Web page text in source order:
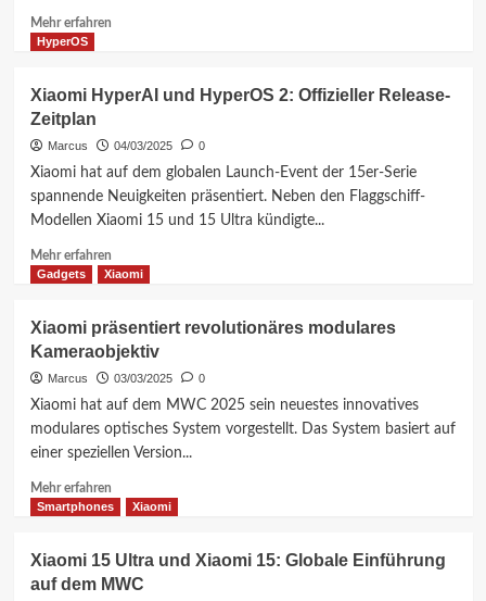
Mehr erfahrenMehr
15T-
Spannende
Entwicklungen
bevor
HyperOS
Xiaomi HyperAI und HyperOS 2: Offizieller Release-
Zeitplan
Marcus 04/03/2025 0
Xiaomi hat auf dem globalen Launch-Event der 15er-Serie
spannende Neuigkeiten präsentiert. Neben den Flaggschiff-
Modellen Xiaomi 15 und 15 Ultra kündigte...
Mehr erfahrenMehr
Informationen
HyperAI
und
HyperOS
Release-
Zeitplan
Gadgets Xiaomi
Xiaomi präsentiert revolutionäres modulares
Kameraobjektiv
Marcus 03/03/2025 0
Xiaomi hat auf dem MWC 2025 sein neuestes innovatives
modulares optisches System vorgestellt. Das System basiert auf
einer speziellen Version...
Mehr erfahrenMehr
Informationen
präsentiert
revolutionäres
Smartphones Xiaomi
Xiaomi 15 Ultra und Xiaomi 15: Globale Einführung
auf dem MWC